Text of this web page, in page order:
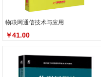
物联网通信技术与应用
￥41.00